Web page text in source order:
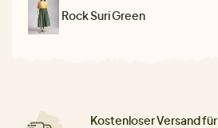
Rock Suri Green
Kostenloser Versand für